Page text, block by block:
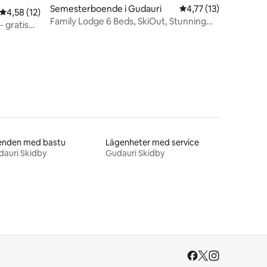
4,58 av 5 i genomsnittligt betyg, 12 omdömen
4,58 (12)
gratis
Semesterboende i Gudauri 4,77 av 5 i
4,77 (13)
Family Lodge 6 Beds, SkiOut, Stunning
med bastu
Skidby
Lägenheter med service
Gudauri Skidby